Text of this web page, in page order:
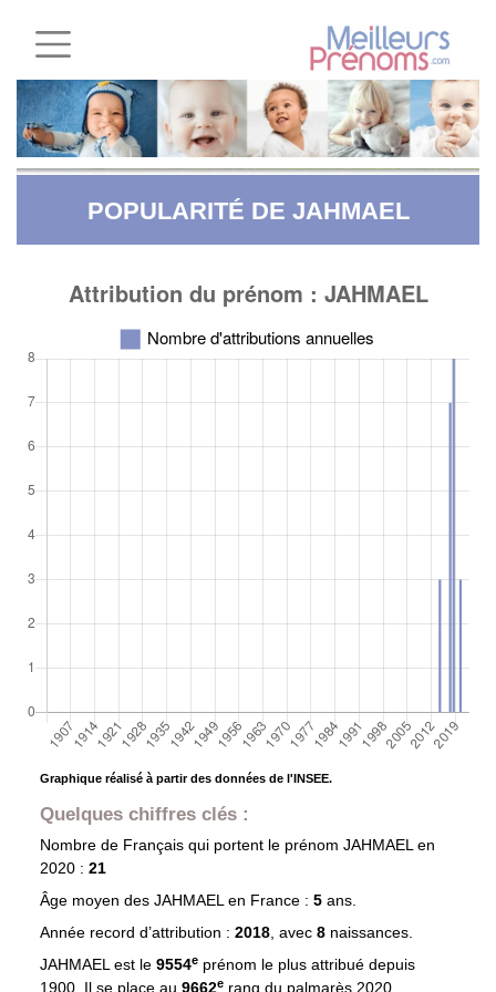
POPULARITÉ DE JAHMAEL
Graphique réalisé à partir des données de l'INSEE.
Quelques chiffres clés :
Nombre de Français qui portent le prénom JAHMAELen
2020 : 21
Âge moyen des JAHMAELen France : 5 ans.
Année record d’attribution : 2018, avec 8 naissances.
JAHMAEL est le 9554eprénom le plus attribué depuis
1900. Il se place au 9662e rang du palmarès 2020.